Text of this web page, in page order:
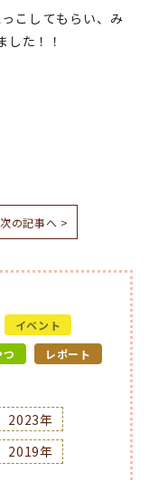
こしてもらい、み
した！！
次の記事へ >
イベント
レポート
2023年
2019年